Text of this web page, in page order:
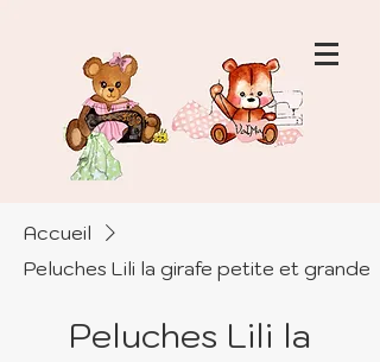
Accueil
Peluches Lili la girafe petite et grande
Peluches Lili la